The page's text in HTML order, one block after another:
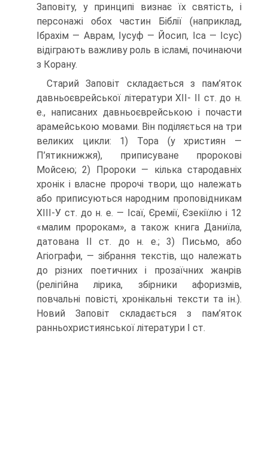
Заповіту, у принципі визнає їх святість, і
персонажі обох частин Біблії (наприклад,
Ібрахім — Аврам, Іусуф — Йосип, Іса — Ісус)
відіграють важливу роль в ісламі, починаючи
з Корану.
Старий Заповіт складається з пам’яток
давньоєврейської літератури ХІІ- ІІ ст. до н.
е., написаних давньоєврейською і почасти
арамейською мовами. Він поділяється на три
великих цикли: 1) Тора (у християн —
П’ятикнижжя), припи­суване пророкові
Мойсею; 2) Пророки — кілька стародавніх
хронік і власне про­рочі твори, що належать
або приписуються народним проповідникам
ХІІІ-У ст. до н. е. — Ісаї, Єремії, Єзекіїлю і 12
«малим пророкам», а також книга Даниїла,
датована ІІ ст. до н. е.; 3) Письмо, або
Агіографи, — зібрання текстів, що належать
до різних поетичних і прозаїчних жанрів
(релігійна лірика, збірники афоризмів,
повчальні повісті, хронікальні тексти та ін.).
Новий Заповіт складається з пам’я­ток
ранньохристиянської літератури І ст.